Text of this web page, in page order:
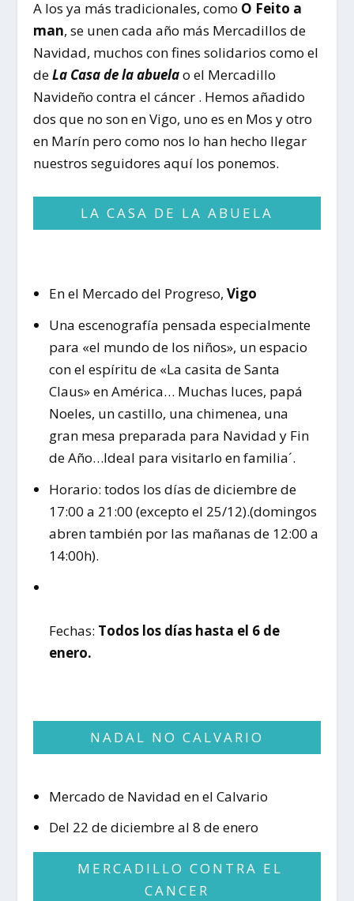
A los ya más tradicionales, como O Feito a
man, se unen cada año más Mercadillos de
Navidad, muchos con fines solidarios como el
deLa Casa de la abuelao el Mercadillo
Navideño contra el cáncer . Hemos añadido
dos que no son en Vigo, uno es en Mos y otro
en Marín pero como nos lo han hecho llegar
nuestros seguidores aquí los ponemos.
LA CASA DE LA ABUELA
En el Mercado del Progreso, Vigo
Una escenografía pensada especialmente
para «el mundo de los niños», un espacio
con el espíritu de «La casita de Santa
Claus» en América… Muchas luces, papá
Noeles, un castillo, una chimenea, una
gran mesa preparada para Navidad y Fin
de Año…Ideal para visitarlo en familia´.
Horario: todos los días de diciembre de
17:00 a 21:00 (excepto el 25/12).(domingos
abren también por las mañanas de 12:00 a
14:00h).
Fechas: Todos los días hasta el 6 de
enero.
NADAL NO CALVARIO
Mercado de Navidad en el Calvario
Del 22 de diciembre al 8 de enero
MERCADILLO CONTRA EL
CANCER